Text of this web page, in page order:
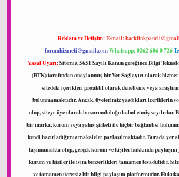
Reklam ve İletişim:E-mail:
forumhizmeti@gmail.comWhatsapp: 0262 606 0 726
Yasal Uyarı:Sitemiz, 5651 Sayılı Kanun gereğince Bilgi
(BTK) tarafından onaylanmış bir Yer Sağlayıcı olarak hizmet
sitedeki içerikleri proaktif olarak denetleme veya
bulunmamaktadır. Ancak, üyelerimiz yazdıkları içeriklerin
olup, siteye üye olarak bu sorumluluğu kabul etmiş sayılırlar.
bir marka, kurum veya şahıs şirketi ile hiçbir bağlantısı
kendi hazırladığımız makaleler paylaşılmaktadır. Burada
taşımamakta olup, gerçek kurum ve kişiler hakkında paylaşım
kurum ve kişiler ile isim benzerlikleri tamamen tesadüfidir.
ve tamamen ücretsiz bir bilgi paylaşım platformudur.